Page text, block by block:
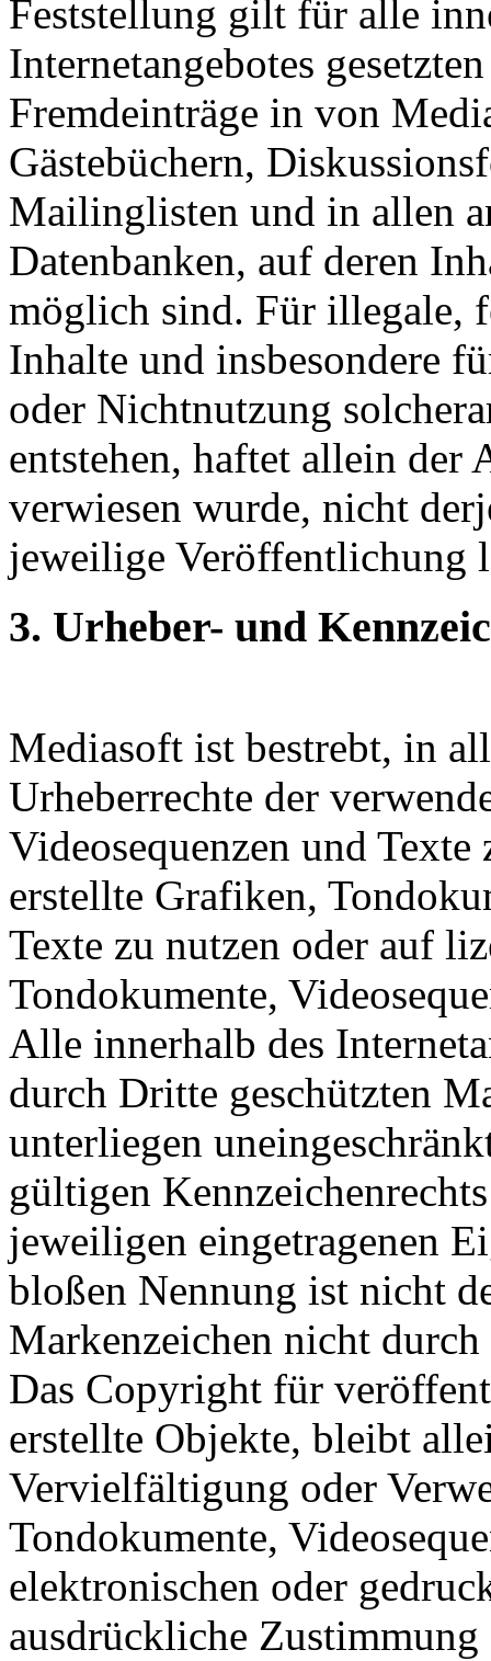
Feststellung gilt für alle
Internetangebotes
Fremdeinträge in von
Gästebüchern,
Mailinglisten und in allen
Datenbanken, auf deren
möglich sind. Für illegale,
Inhalte und insbesondere
oder Nichtnutzung
entstehen, haftet allein der
verwiesen wurde, nicht
jeweilige Veröffentlichung
3. Urheber- und
Mediasoft ist bestrebt, in
Urheberrechte der
Videosequenzen und
erstellte Grafiken,
Texte zu nutzen oder auf
Tondokumente,
Alle innerhalb des
durch Dritte geschützten
unterliegen
gültigen
jeweiligen eingetragenen
bloßen Nennung ist nicht
Markenzeichen nicht
Das Copyright für
erstellte Objekte, bleibt
Vervielfältigung oder
Tondokumente,
elektronischen oder
ausdrückliche